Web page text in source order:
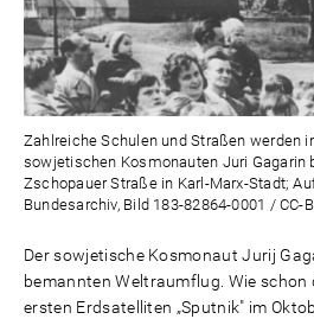
Zahlreiche Schulen und Straßen werden
sowjetischen Kosmonauten Juri Gagarin
Zschopauer Straße in Karl-Marx-Stadt;
Bundesarchiv, Bild 183-82864-0001 / CC-
Der sowjetische Kosmonaut Jurij
bemannten Weltraumflug. Wie
ersten Erdsatelliten „Sputnik" im